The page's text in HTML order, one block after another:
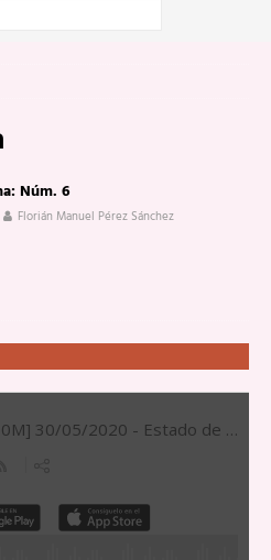
Núm. 6
Florián Manuel Pérez Sánchez